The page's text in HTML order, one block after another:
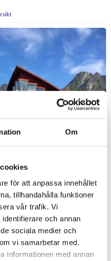
Om
för att anpassa innehållet
tillhandahålla funktioner
vår trafik. Vi
och annan
sociala medier och
vi samarbetar med.
informationen med annan
landskapet. Frukostmatsalen
och en 24-timmarsshop med